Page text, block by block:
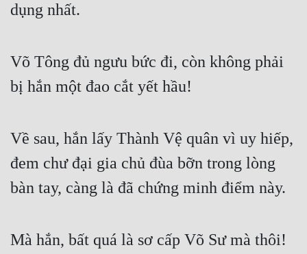
Dị Năng
Góc Nhìn Nam
Góc Nhìn Nữ
Huyền Nghi
Huyền Ảo
dụng nhất.
Võ Tông đủ ngưu bức đi, còn không phải
bị hắn một đao cắt yết hầu!
Về sau, hắn lấy Thành Vệ quân vì uy hiếp,
đem chư đại gia chủ đùa bỡn trong lòng
bàn tay, càng là đã chứng minh điểm này.
Mà hắn, bất quá là sơ cấp Võ Sư mà thôi!